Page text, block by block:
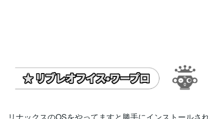
リナックスのOSをやってますと勝手にインストールされ